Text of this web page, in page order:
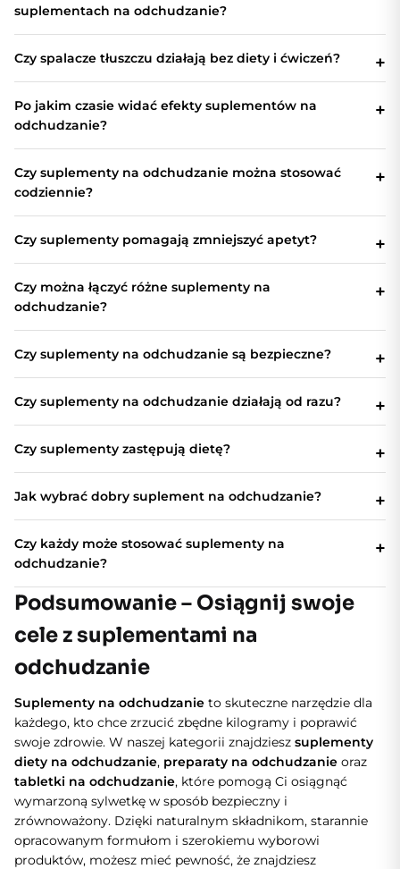
suplementach na odchudzanie?
Czy spalacze tłuszczu działają bez diety i ćwiczeń?
Po jakim czasie widać efekty suplementów na
odchudzanie?
Czy suplementy na odchudzanie można stosować
codziennie?
Czy suplementy pomagają zmniejszyć apetyt?
Czy można łączyć różne suplementy na
odchudzanie?
Czy suplementy na odchudzanie są bezpieczne?
Czy suplementy na odchudzanie działają od razu?
Czy suplementy zastępują dietę?
Jak wybrać dobry suplement na odchudzanie?
Czy każdy może stosować suplementy na
odchudzanie?
Podsumowanie – Osiągnij swoje
cele z suplementami na
odchudzanie
Suplementy na odchudzanie to skuteczne narzędzie dla
każdego, kto chce zrzucić zbędne kilogramy i poprawić
swoje zdrowie. W naszej kategorii znajdziesz suplementy
diety na odchudzanie, preparaty na odchudzanie oraz
tabletki na odchudzanie, które pomogą Ci osiągnąć
wymarzoną sylwetkę w sposób bezpieczny i
zrównoważony. Dzięki naturalnym składnikom, starannie
opracowanym formułom i szerokiemu wyborowi
produktów, możesz mieć pewność, że znajdziesz